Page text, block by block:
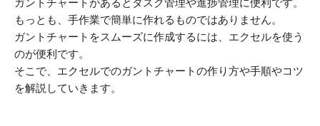
もっとも、手作業で簡単に作れるものではありません。
ガントチャートをスムーズに作成するには、エクセルを使う
のが便利です。
そこで、エクセルでのガントチャートの作り方や手順やコツ
を解説していきます。